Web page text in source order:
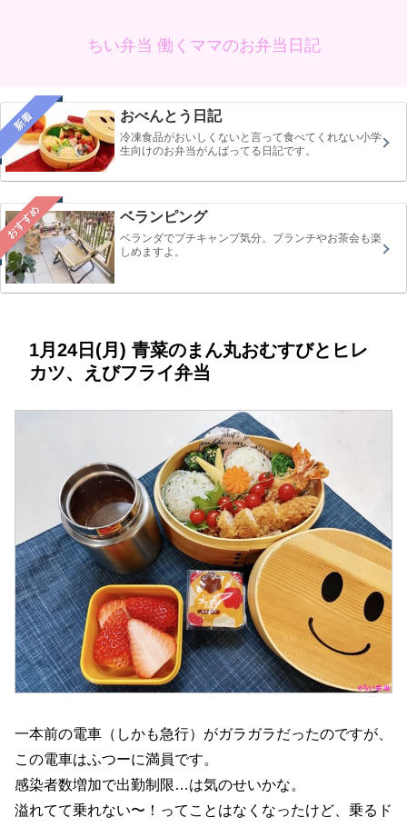
ちい弁当 働くママのお弁当日記
新着 おべんとう日記
冷凍食品がおいしくないと言って食べてくれない小学
生向けのお弁当がんばってる日記です。
おすすめ ベランピング
ベランダでプチキャンプ気分。ブランチやお茶会も楽
しめますよ。
1月24日(月) 青菜のまん丸おむすびとヒレ
カツ、えびフライ弁当
一本前の電車（しかも急行）がガラガラだったのですが、
この電車はふつーに満員です。
感染者数増加で出勤制限…は気のせいかな。
溢れてて乗れない〜！ってことはなくなったけど、乗るド